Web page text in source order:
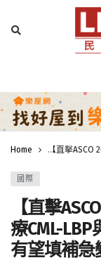
Home 【直擊ASCO
國際
【直擊
療CML-LBP
有望填補急